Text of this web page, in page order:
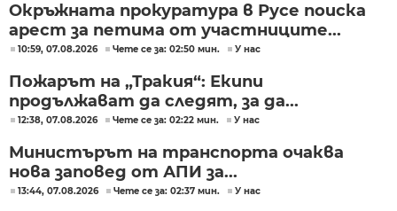
Окръжната прокуратура в Русе поиска
арест за петима от участниците...
10:59, 07.08.2026 Чете се за: 02:50 мин. У нас
Пожарът на „Тракия“: Екипи
продължават да следят, за да...
12:38, 07.08.2026 Чете се за: 02:22 мин. У нас
Министърът на транспорта очаква
нова заповед от АПИ за...
13:44, 07.08.2026 Чете се за: 02:37 мин. У нас